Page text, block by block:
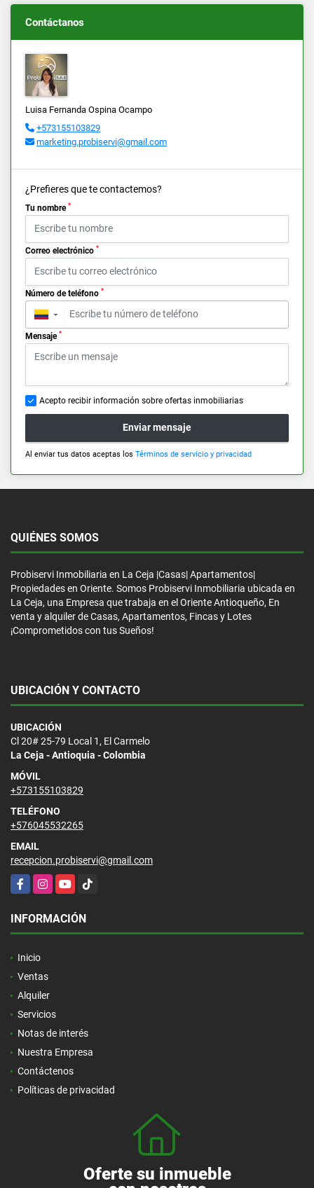
Contáctanos
Luisa Fernanda Ospina Ocampo
+573155103829
marketing.probiservi@gmail.com
¿Prefieres que te contactemos?
Tu nombre *
Correo electrónico *
Número de teléfono *
▼
Mensaje *
Acepto recibir información sobre ofertas inmobiliarias
Enviar mensaje
Al enviar tus datos aceptas los Términos de servicio y privacidad
QUIÉNES SOMOS
Probiservi Inmobiliaria en La Ceja |Casas| Apartamentos|
Propiedades en Oriente. Somos Probiservi Inmobiliaria ubicada en
La Ceja, una Empresa que trabaja en el Oriente Antioqueño, En
venta y alquiler de Casas, Apartamentos, Fincas y Lotes
¡Comprometidos con tus Sueños!
UBICACIÓN Y CONTACTO
UBICACIÓN
Cl 20# 25-79 Local 1, El Carmelo
La Ceja - Antioquia - Colombia
MÓVIL
+573155103829
TELÉFONO
+576045532265
EMAIL
recepcion.probiservi@gmail.com
FacebookInstagramYouTubeTikTok
INFORMACIÓN
Inicio
Ventas
Alquiler
Servicios
Notas de interés
Nuestra Empresa
Contáctenos
Políticas de privacidad
Oferte su inmueble